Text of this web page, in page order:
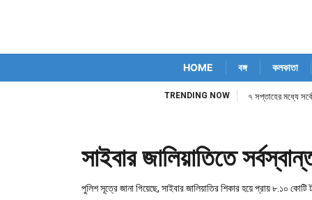
HOME বঙ্গ কলকাতা
TRENDING NOW ৭ সপ্তাহের মধ্যে
সাইবার জালিয়াতিতে
পুলিশ সূত্রে জানা গিয়েছে, সাইবার জালিয়াতির শিকার হয়ে প্রায় ৮.১০